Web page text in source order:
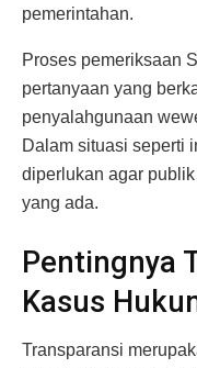
pemerintahan.
Proses pemeriksaan
pertanyaan yang
penyalahgunaan
Dalam situasi seperti
diperlukan agar
yang ada.
Pentingnya
Kasus
Transparansi